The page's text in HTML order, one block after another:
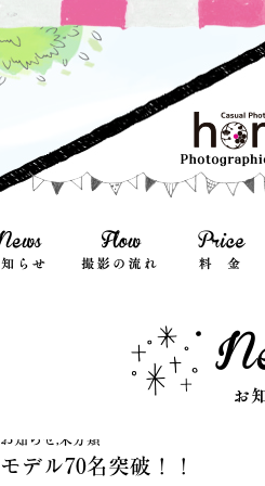
お知らせ 未分類
モデル70名突破！！